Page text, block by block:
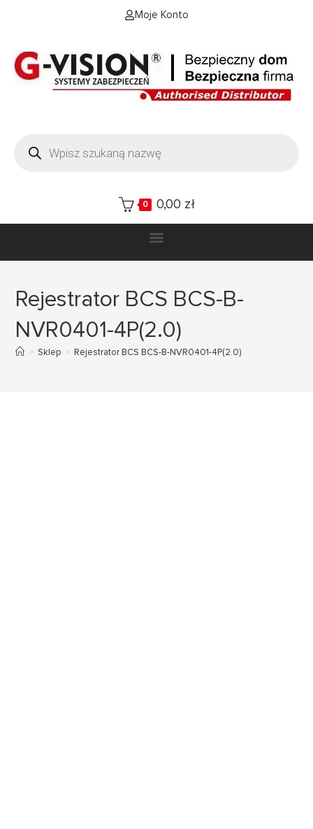
Moje Konto
0 0,00 zł
Rejestrator BCS BCS-B-
NVR0401-4P(2.0)
> Sklep > Rejestrator BCS BCS-B-NVR0401-4P(2.0)